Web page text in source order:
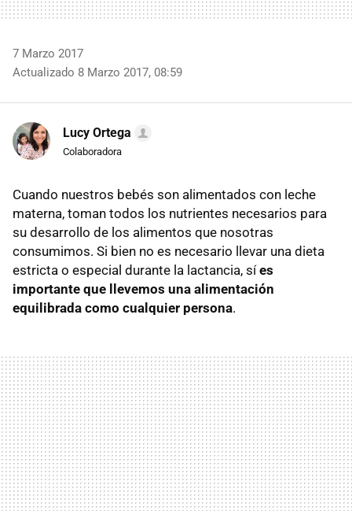
7 Marzo 2017
Actualizado 8 Marzo 2017, 08:59
Lucy Ortega
Colaboradora
Cuando nuestros bebés son alimentados con leche
materna, toman todos los nutrientes necesarios para
su desarrollo de los alimentos que nosotras
consumimos. Si bien no es necesario llevar una dieta
estricta o especial durante la lactancia, síes
importante que llevemos una alimentación
equilibrada como cualquier persona.